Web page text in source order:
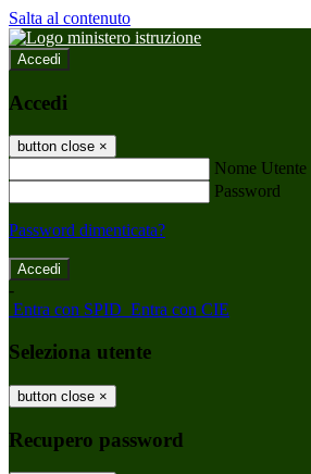
Salta al contenuto
Accedi
Accedi
button close ×
Nome Utente
Password
Password dimenticata?
-
Entra con SPID Entra con CIE
Seleziona utente
button close ×
Recupero password